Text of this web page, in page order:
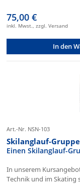
75,00 €
inkl. Mwst., zzgl. Versand
In den
Art.-Nr. NSN-103
Skilanglauf-
Einen Skilanglauf-
In unserem
Technik und im Skating